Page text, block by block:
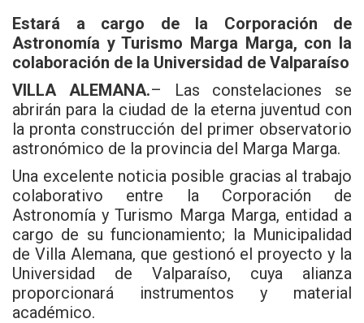
ce
b
o
o
k
tt
er
at
s
A
p
p
Estará a cargo de la Corporación de
Astronomía y Turismo Marga Marga, con la
colaboración de la Universidad de Valparaíso
VILLA ALEMANA.– Las constelaciones se
abrirán para la ciudad de la eterna juventud con
la pronta construcción del primer observatorio
astronómico de la provincia del Marga Marga.
Una excelente noticia posible gracias al trabajo
colaborativo entre la Corporación de
Astronomía y Turismo Marga Marga, entidad a
cargo de su funcionamiento; la Municipalidad
de Villa Alemana, que gestionó el proyecto y la
Universidad de Valparaíso, cuya alianza
proporcionará instrumentos y material
académico.